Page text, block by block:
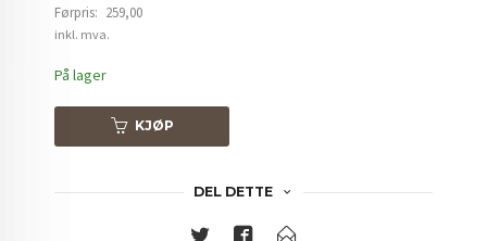
Førpris: 259,00
Rabatt
inkl. mva.
På lager
KJØP
DEL DETTE